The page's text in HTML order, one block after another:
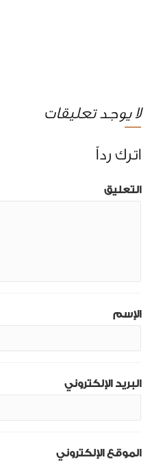
لا يوجد تعليقات
اترك رداً
التعليق
الإسم
البريد الإلكتروني
الموقع الإلكتروني